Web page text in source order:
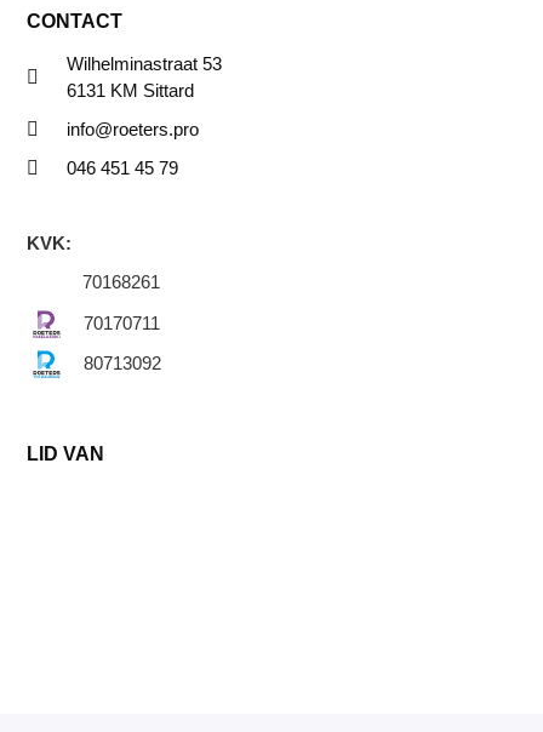
CONTACT
Wilhelminastraat 53
6131 KM Sittard
info@roeters.pro
046 451 45 79
KVK:
70168261
70170711
80713092
LID VAN